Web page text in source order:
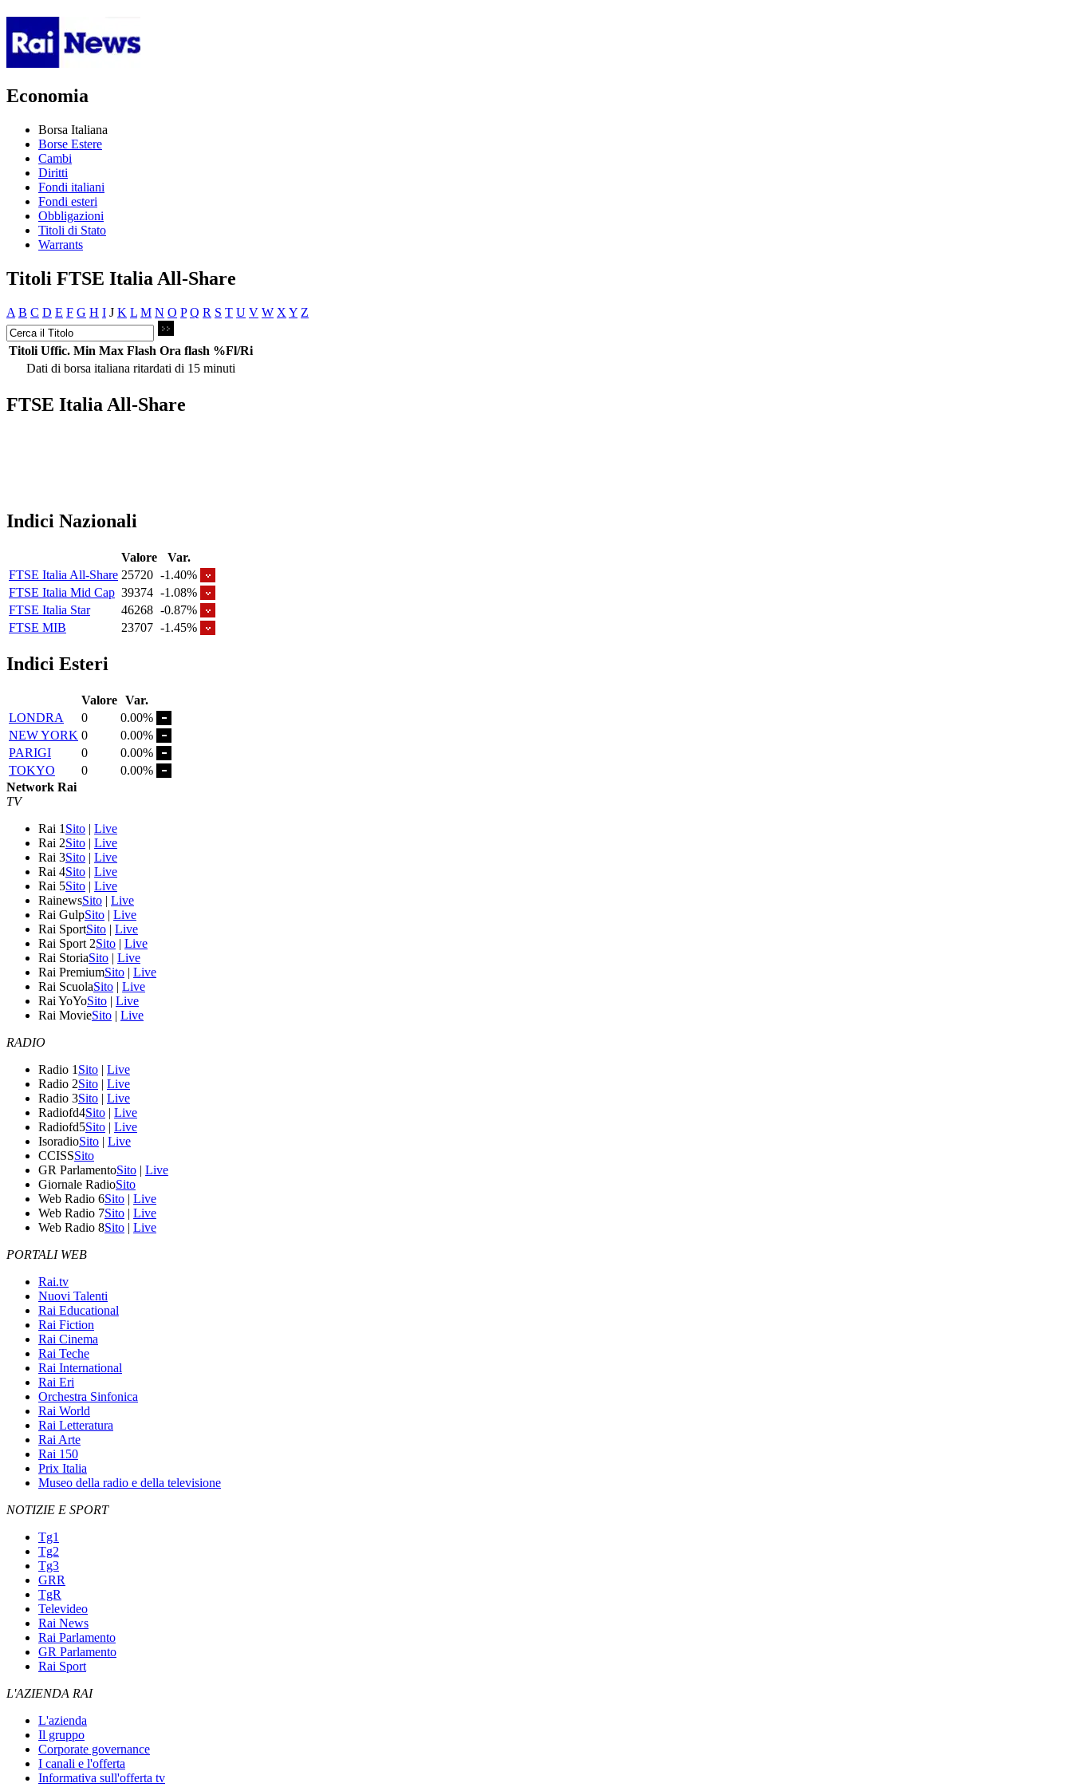
Economia
Borsa Italiana
Borse Estere
Cambi
Diritti
Fondi italiani
Fondi esteri
Obbligazioni
Titoli di Stato
Warrants
Titoli FTSE Italia All-Share
A B C D E F G H I J K L M N O P Q R S T U V W X Y Z
Titoli Uffic. Min Max Flash Ora flash %Fl/Ri
Dati di borsa italiana ritardati di 15 minuti
FTSE Italia All-Share
Indici Nazionali
Valore
Var.
FTSE Italia All-Share 25720 -1.40%
FTSE Italia Mid Cap 39374 -1.08%
FTSE Italia Star
46268 -0.87%
FTSE MIB
23707 -1.45%
Indici Esteri
Valore Var.
LONDRA
0
0.00%
NEW YORK 0
0.00%
PARIGI
0
0.00%
TOKYO
0
0.00%
Network Rai
TV
Rai 1 Sito | Live
Rai 2Sito | Live
Rai 3Sito | Live
Rai 4Sito | Live
Rai 5Sito | Live
RainewsSito | Live
Rai GulpSito | Live
Rai SportSito | Live
Rai Sport 2Sito | Live
Rai StoriaSito | Live
Rai PremiumSito | Live
Rai ScuolaSito | Live
Rai YoYoSito | Live
Rai MovieSito | Live
RADIO
Radio 1 Sito | Live
Radio 2Sito | Live
Radio 3Sito | Live
Radiofd4Sito | Live
Radiofd5Sito | Live
IsoradioSito | Live
CCISSSito
GR ParlamentoSito | Live
Giornale RadioSito
Web Radio 6Sito | Live
Web Radio 7Sito | Live
Web Radio 8Sito | Live
PORTALI WEB
Rai.tv
Nuovi Talenti
Rai Educational
Rai Fiction
Rai Cinema
Rai Teche
Rai International
Rai Eri
Orchestra Sinfonica
Rai World
Rai Letteratura
Rai Arte
Rai 150
Prix Italia
Museo della radio e della televisione
NOTIZIE E SPORT
Tg1
Tg2
Tg3
GRR
TgR
Televideo
Rai News
Rai Parlamento
GR Parlamento
Rai Sport
L'AZIENDA RAI
L'azienda
Il gruppo
Corporate governance
I canali e l'offerta
Informativa sull'offerta tv